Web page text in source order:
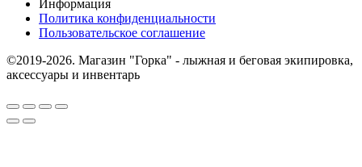
Информация
Политика конфиденциальности
Пользовательское соглашение
©2019-2026. Магазин "Горка" - лыжная и беговая экипировка,
аксессуары и инвентарь